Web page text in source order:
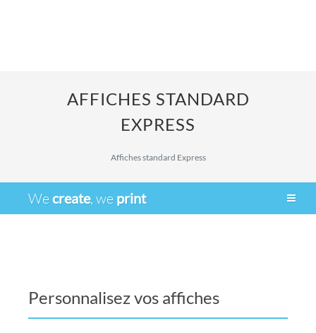
AFFICHES STANDARD
EXPRESS
Affiches standard Express
Wecreate, we print
Personnalisez vos affiches